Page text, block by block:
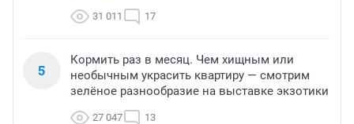
31 011 17
5
Кормить раз в месяц. Чем хищным или
необычным украсить квартиру — смотрим
зелёное разнообразие на выставке экзотики
27 047 13